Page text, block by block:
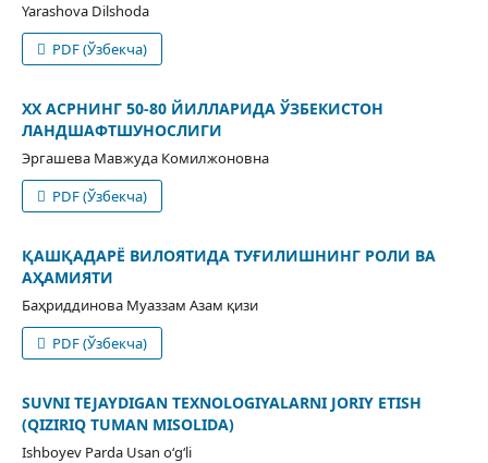
Yarashova Dilshoda
PDF (Ўзбекча)
XX АСРНИНГ 50-80 ЙИЛЛАРИДА ЎЗБЕКИСТОН
ЛАНДШАФТШУНОСЛИГИ
Эргашева Мавжуда Комилжоновна
PDF (Ўзбекча)
ҚАШҚАДАРЁ ВИЛОЯТИДА ТУҒИЛИШНИНГ РОЛИ ВА
АҲАМИЯТИ
Баҳриддинова Муаззам Азам қизи
PDF (Ўзбекча)
SUVNI TEJAYDIGAN TEXNOLOGIYALARNI JORIY ETISH
(QIZIRIQ TUMAN MISOLIDA)
Ishboyev Parda Usan o‘g‘li